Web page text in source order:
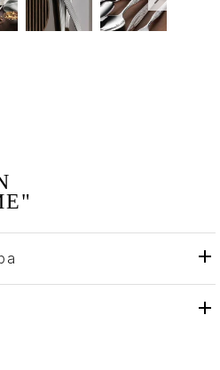
& Berking